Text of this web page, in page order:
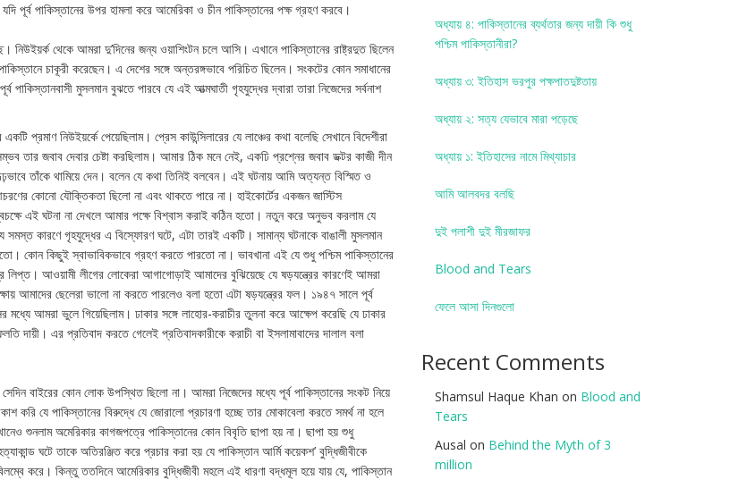
পূর্ব পাকিস্তানের উপর হামলা করে আমেরিকা ও চীন পাকিস্তানের পক্ষ গ্রহণ করবে।
থেকে আমরা দু’দিনের জন্য ওয়াশিংটন চলে আসি। এখানে পাকিস্তানের রাষ্ট্রদুত ছিলেন
চাকূরী করেছেন। এ দেশের সঙ্গে অন্তরঙ্গভাবে পরিচিত ছিলেন। সংকটের কোন সমাধানের
মুসলমান বুঝতে পারবে যে এই আত্মঘাতী গৃহযুদ্ধের দ্বারা তারা নিজেদের সর্বনাশ
প্রমাণ নিউইয়র্কে পেয়েছিলাম। প্রেস কাউন্সিলারের যে লাঞ্চের কথা বলেছি সেখানে বিদেশীরা
তার জবাব দেবার চেষ্টা করছিলাম। আমার ঠিক মনে নেই, একঢি প্রশ্নের জবাব ডক্টর কাজী দীন
তাঁকে থামিয়ে দেন। বলেন যে কথা তিনিই বলবেন। এই ঘটনায় আমি অত্যন্ত বিস্মিত ও
কোনো যৌক্তিকতা ছিলো না এবং থাকতে পারে না। হাইকোর্টের একজন জাস্টিস
এই ঘটনা না দেখলে আমার পক্ষে বিশ্বাস করাই কঠিন হতো। নতুন করে অনুভব করলাম যে
কারণে গৃহযুদ্ধের এ বিস্ফোরণ ঘটে, এটা তারই একটি। সামান্য ঘটনাকে বাঙালী মুসলমান
কোন কিছুই স্বাভাবিকভাবে গ্রহণ করতে পারতো না। ভাবখানা এই যে শুধু পশ্চিম পাকিস্তানের
লিপ্ত। আওয়ামী লীগের লোকেরা আগাগোড়াই আমাদের বুঝিয়েছে যে ষড়যন্ত্রের কারণেই আমরা
আমাদের ছেলেরা ভালো না করতে পারলেও বলা হতো এটা ষড়যন্ত্রের ফল। ১৯৪৭ সালে পূর্ব
আমরা ভুলে গিয়েছিলাম। ঢাকার সঙ্গে লাহোর-করাচীর তুলনা করে আক্ষেপ করেছি যে ঢাকার
দায়ী। এর প্রতিবাদ করতে গেলেই প্রতিবাদকারীকে করাচী বা ইসলামাবাদের দালাল বলা
বাইরের কোন লোক উপস্থিত ছিলো না। আমরা নিজেদের মধ্যে পূর্ব পাকিস্তানের সংকট নিয়ে
যে পাকিস্তানের বিরুদ্ধে যে জোরালো প্রচারণা হচ্ছে তার মোকাবেলা করতে সমর্থ না হলে
শুনলাম অমেরিকার কাগজপত্রে পাকিস্তানের কোন বিবৃতি ছাপা হয় না। ছাপা হয় শুধু
ঘটে তাকে অতিরঞ্জিত করে প্রচার করা হয় যে পাকিস্তান আর্মি কয়েকশ’ বুদ্ধিজীবীকে
করে। কিন্তু ততদিনে আমেরিকার বুদ্ধিজীবী মহলে এই ধারণা বদ্ধমূল হয়ে যায় যে, পাকিস্তান
অধ্যায় ৪: পাকিস্তানের ব্যর্থতার জন্য দায়ী কি শুধু
পশ্চিম পাকিস্তানীরা?
অধ্যায় ৩: ইতিহাস ভরপুর পক্ষপাতদুষ্টতায়
অধ্যায় ২: সত্য যেভাবে মারা পড়েছে
অধ্যায় ১: ইতিহাসের নামে মিথ্যাচার
আমি আলবদর বলছি
দুই পলাশী দুই মীরজাফর
Blood and Tears
ফেলে আসা দিনগুলো
Recent Comments
Shamsul Haque Khan on Blood and
Tears
Ausal on Behind the Myth of 3
million